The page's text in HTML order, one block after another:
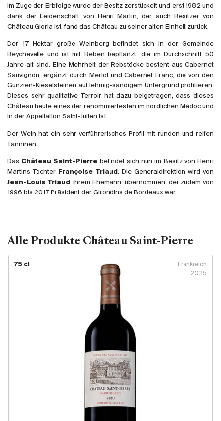
Österreich
Brasilien
Chili
USA
Ungarn
Libanon
Neuseeland
Portugal
Subskriptionsweine
2025
Im Zuge der Erbfolge wurde der Besitz zerstückelt und erst 1982 und
dank der Leidenschaft von Henri Martin, der auch Besitzer von
Château Gloria ist, fand das Château zu seiner alten Einheit zurück.
Der 17 Hektar große Weinberg befindet sich in der Gemeinde
Beychevelle und ist mit Reben bepflanzt, die im Durchschnitt 50
Jahre alt sind. Eine Mehrheit der Rebstöcke besteht aus Cabernet
Sauvignon, ergänzt durch Merlot und Cabernet Franc, die von den
Gunzien-Kieselsteinen auf lehmig-sandigem Untergrund profitieren.
Dieses sehr qualitative Terroir hat dazu beigetragen, dass dieses
Château heute eines der renommiertesten im nördlichen Médoc und
in der Appellation Saint-Julien ist.
Der Wein hat ein sehr verführerisches Profil mit runden und reifen
Tanninen.
Das Château Saint-Pierre befindet sich nun im Besitz von Henri
Martins Tochter Françoise Triaud. Die Generaldirektion wird von
Jean-Louis Triaud, ihrem Ehemann, übernommen, der zudem von
1996 bis 2017 Präsident der Girondins de Bordeaux war.
Alle Produkte Château Saint-Pierre
75 cl
Frankreich
2025